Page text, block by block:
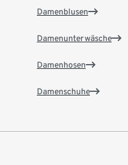
Damenblusen
Damenunterwäsche
Damenhosen
Damenschuhe